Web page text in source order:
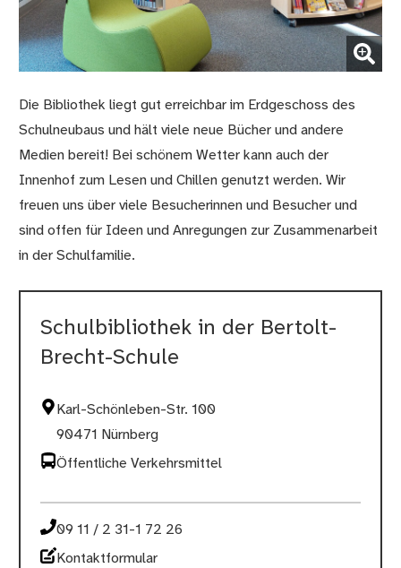
(Bild vergrößern)
Die Bibliothek liegt gut erreichbar im Erdgeschoss des
Schulneubaus und hält viele neue Bücher und andere
Medien bereit! Bei schönem Wetter kann auch der
Innenhof zum Lesen und Chillen genutzt werden. Wir
freuen uns über viele Besucherinnen und Besucher und
sind offen für Ideen und Anregungen zur Zusammenarbeit
in der Schulfamilie.
Schulbibliothek in der Bertolt-
Brecht-Schule
Karl-Schönleben-Str. 100
90471 Nürnberg
Öffentliche Verkehrsmittel
09 11 / 2 31-1 72 26
Kontaktformular